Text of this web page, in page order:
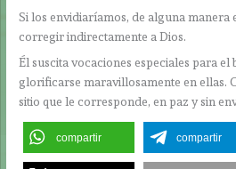
Si los envidiaríamos, de alguna manera
corregir indirectamente a Dios.
Él suscita vocaciones especiales para el
glorificarse maravillosamente en ellas.
sitio que le corresponde, en paz y sin
compartir compartir